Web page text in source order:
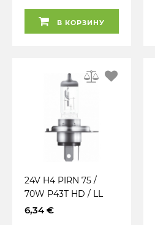
В КОРЗИНУ
24V H4 PIRN 75 /
70W P43T HD / LL
+100% TRUCKSTAR
6,34 €